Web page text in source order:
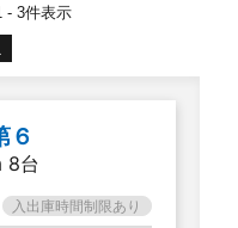
- 3件表示
６
8台
入出庫時間制限あり